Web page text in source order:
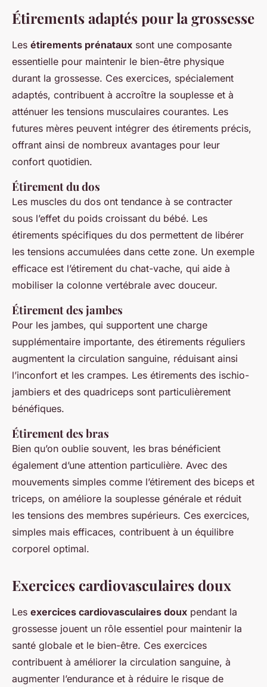
Étirements adaptés pour la grossesse
Les étirements prénataux sont une composante
essentielle pour maintenir le bien-être physique
durant la grossesse. Ces exercices, spécialement
adaptés, contribuent à accroître la souplesse et à
atténuer les tensions musculaires courantes. Les
futures mères peuvent intégrer des étirements précis,
offrant ainsi de nombreux avantages pour leur
confort quotidien.
Étirement du dos
Les muscles du dos ont tendance à se contracter
sous l’effet du poids croissant du bébé. Les
étirements spécifiques du dos permettent de libérer
les tensions accumulées dans cette zone. Un exemple
efficace est l’étirement du chat-vache, qui aide à
mobiliser la colonne vertébrale avec douceur.
Étirement des jambes
Pour les jambes, qui supportent une charge
supplémentaire importante, des étirements réguliers
augmentent la circulation sanguine, réduisant ainsi
l’inconfort et les crampes. Les étirements des ischio-
jambiers et des quadriceps sont particulièrement
bénéfiques.
Étirement des bras
Bien qu’on oublie souvent, les bras bénéficient
également d’une attention particulière. Avec des
mouvements simples comme l’étirement des biceps et
triceps, on améliore la souplesse générale et réduit
les tensions des membres supérieurs. Ces exercices,
simples mais efficaces, contribuent à un équilibre
corporel optimal.
Exercices cardiovasculaires doux
Les exercices cardiovasculaires doux pendant la
grossesse jouent un rôle essentiel pour maintenir la
santé globale et le bien-être. Ces exercices
contribuent à améliorer la circulation sanguine, à
augmenter l’endurance et à réduire le risque de